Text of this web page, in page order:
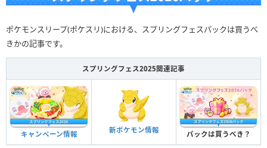
ポケモンスリープ(ポケスリ)における、スプリングフェスパックは買うべ
きかの記事です。
スプリングフェス2025関連記事
キャンペーン情報 新ポケモン情報 パックは買うべき？